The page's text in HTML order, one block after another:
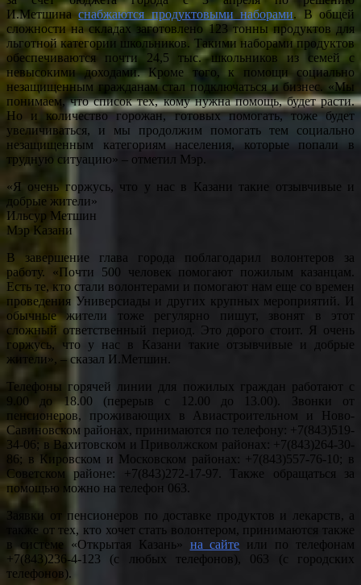
И.Метшинаснабжаются продуктовыми наборами. В общей
сложности на складах заготовлено 123 тонны продуктов для
льготной категории школьников. Такими наборами продуктов
обеспечиваются почти 24,5 тыс. школьников из семей с
невысокими доходами. Кроме того, к помощи социально
незащищенным гражданам стал подключаться и бизнес. «Мы
понимаем, что список тех, кому нужна помощь, будет расти.
Но и количество горожан, готовых помогать, тоже будет
увеличиваться, и мы продолжим помогать тем социально
незащищенным категориям населения, которые попали в
трудную ситуацию» – отметил Мэр.
«Я очень горжусь, что у нас в Казани такие отзывчивые и
добрые жители»
Ильсур Метшин
Мэр Казани
В завершение глава города поблагодарил волонтеров за
работу. «Почти 500 человек помогают пожилым казанцам.
Есть те, кто стали волонтерами и помогают нам еще со времен
проведения Универсиады и других крупных мероприятий. И
обычные жители тоже регулярно пишут, звонят в этот
сложный ответственный период. Это дорого стоит. Я очень
горжусь, что у нас в Казани такие отзывчивые и добрые
жители», – сказал И.Метшин.
Телефоны горячей линии для пожилых граждан работают с
9.00 до 18.00 (перерыв с 12.00 до 13.00). Звонки от
пенсионеров, проживающих в Авиастроительном и Ново-
Савиновском районах, принимаются по телефону: +7(843)519-
34-06; в Вахитовском и Приволжском районах: +7(843)264-30-
86; в Кировском и Московском районах: +7(843)557-76-10; в
Советском районе: +7(843)272-17-97. Также обращаться за
помощью можно на телефон 063.
Заявки от пенсионеров по доставке продуктов и лекарств, а
также от тех, кто хочет стать волонтером, принимаются также
в системе «Открытая Казань» на сайте или по телефонам
+7(843)236-4-123 (с любых телефонов), 063 (с городских
телефонов).